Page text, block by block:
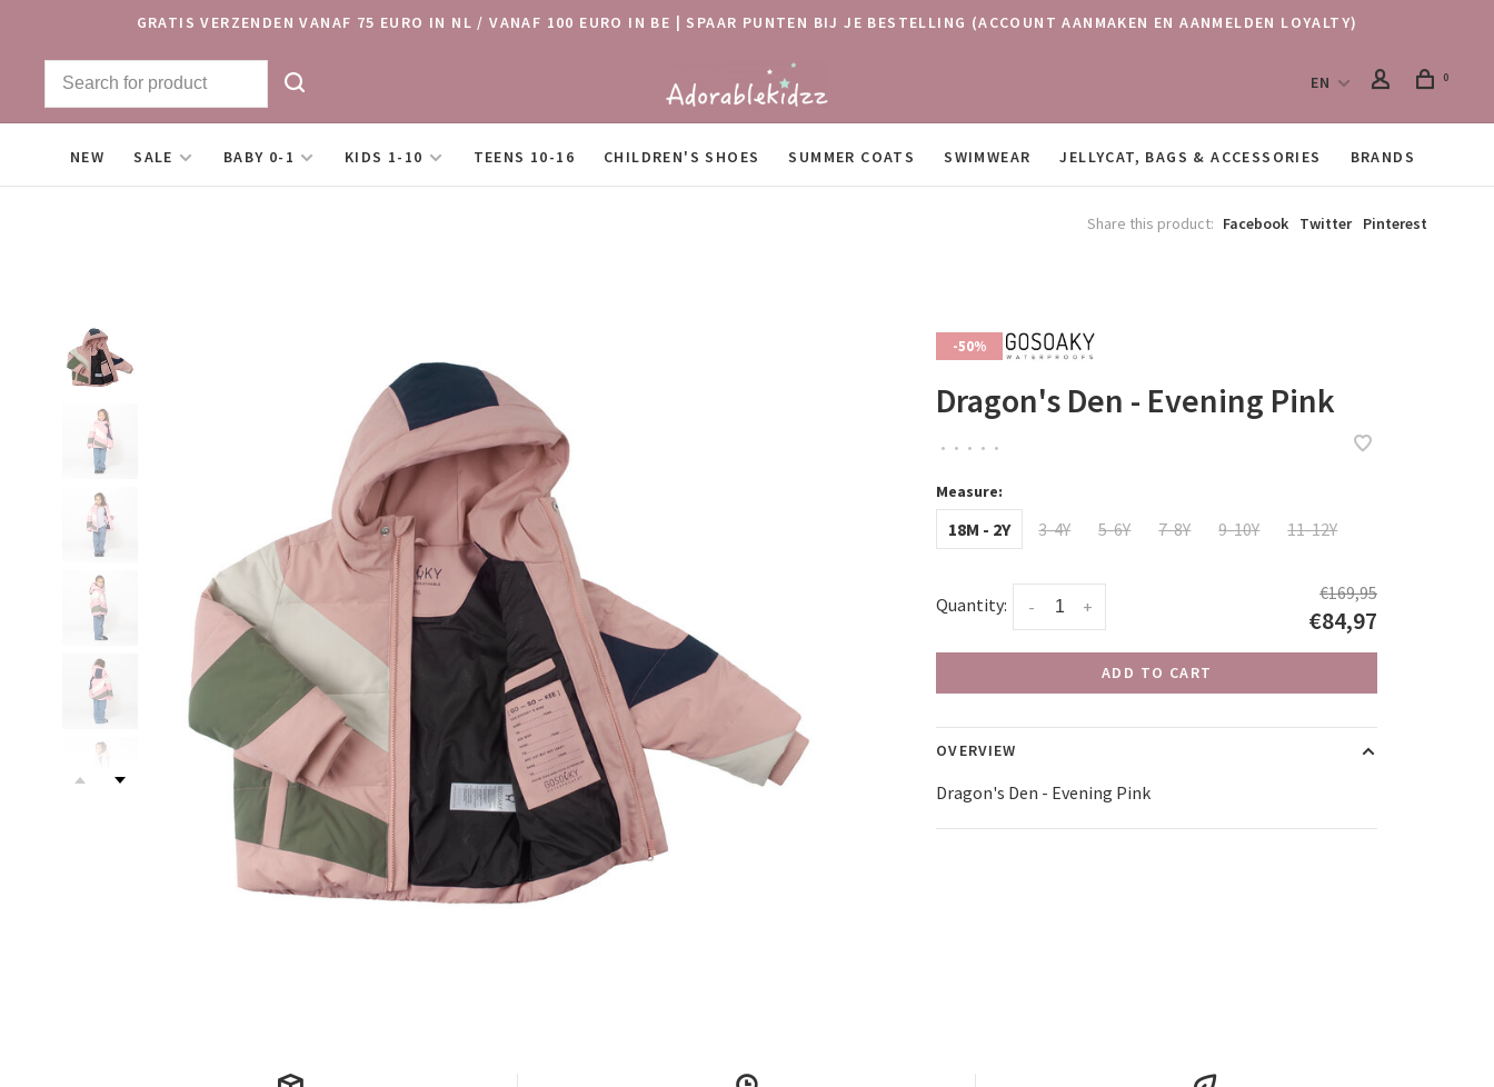
GRATIS VERZENDEN VANAF 75 EURO IN NL / VANAF 100 EURO IN BE | SPAAR PUNTEN BIJ JE BESTELLING (ACCOUNT AANMAKEN EN AANMELDEN LOYALTY)
EN 0
NEW SALE BABY 0-1 KIDS 1-10 TEENS 10-16 CHILDREN'S SHOES SUMMER COATS SWIMWEAR JELLYCAT, BAGS & ACCESSORIES BRANDS
Share this product: Facebook Twitter Pinterest
-50%
Dragon's Den - Evening Pink
• • • • •
Measure:
18M - 2Y 3-4Y 5-6Y 7-8Y 9-10Y 11-12Y
Quantity: +
-
€169,95
€84,97
ADD TO CART
OVERVIEW
Dragon's Den - Evening Pink